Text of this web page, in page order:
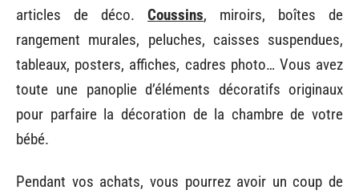
articles de déco. Coussins, miroirs, boîtes de
rangement murales, peluches, caisses suspendues,
tableaux, posters, affiches, cadres photo… Vous avez
toute une panoplie d’éléments décoratifs originaux
pour parfaire la décoration de la chambre de votre
bébé.
Pendant vos achats, vous pourrez avoir un coup de